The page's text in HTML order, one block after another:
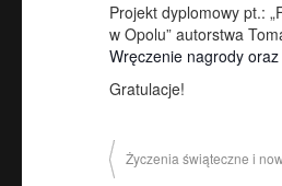
Projekt dyplomowy pt.:
w Opolu” autorstwa
Wręczenie nagrody
Gratulacje!
Życzenia świąteczne i